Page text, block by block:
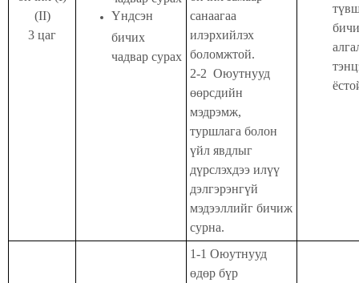
(II)
3 цаг
Үндсэн
бичих
чадвар сурах
санаагаа
илэрхийлэх
боломжтой.
2-2 Оюутнууд
өөрсдийн
мэдрэмж,
туршлага болон
үйл явдлыг
дүрслэхдээ илүү
дэлгэрэнгүй
мэдээллийг бичиж
сурна.
1-1 Оюутнууд
өдөр бүр